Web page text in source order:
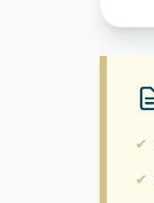
✔
✔